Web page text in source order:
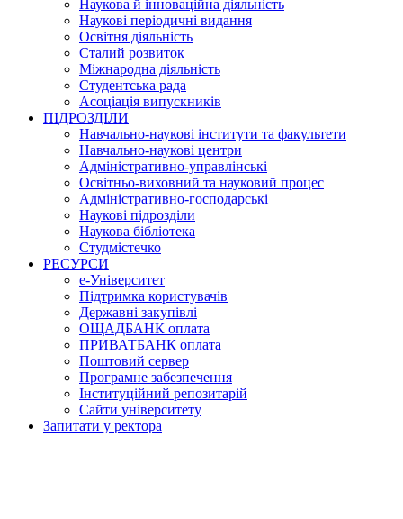
Наукова й інноваційна діяльність
Наукові періодичні видання
Освітня діяльність
Сталий розвиток
Міжнародна діяльність
Студентська рада
Асоціація випускників
ПІДРОЗДІЛИ
Навчально-наукові інститути та факультети
Навчально-наукові центри
Адміністративно-управлінські
Освітньо-виховний та науковий процес
Адміністративно-господарські
Наукові підрозділи
Наукова бібліотека
Студмістечко
РЕСУРСИ
е-Університет
Підтримка користувачів
Державні закупівлі
ОЩАДБАНК оплата
ПРИВАТБАНК оплата
Поштовий сервер
Програмне забезпечення
Інституційний репозитарій
Сайти університету
Запитати у ректора